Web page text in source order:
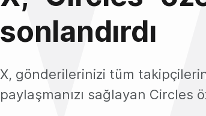
sonlandırdı
X, gönderilerinizi tüm
paylaşmanızı sağlayan Circles